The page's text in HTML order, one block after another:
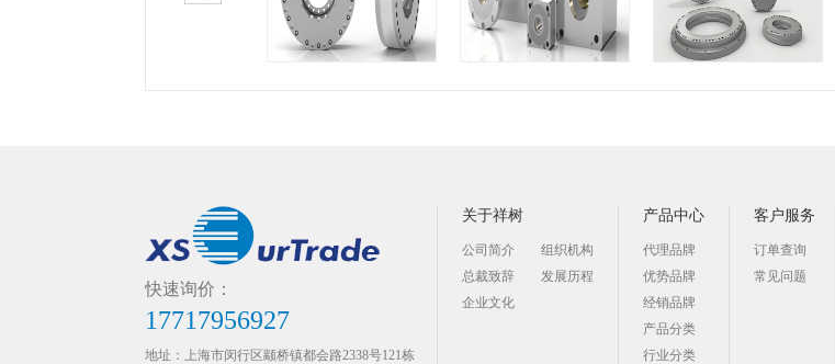
快速询价：
17717956927
地址：上海市闵行区颛桥镇都会路2338号121栋
关于祥树
公司简介
组织机构
总裁致辞
发展历程
企业文化
产品中心
代理品牌
优势品牌
经销品牌
产品分类
行业分类
客户服务
订单查询
常见问题